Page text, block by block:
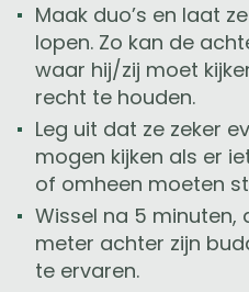
Maak duo’s en laat
lopen. Zo kan de
waar hij/zij moet
recht te houden.
Leg uit dat ze zeker
mogen kijken als er
of omheen moeten
Wissel na 5 minuten,
meter achter zijn
te ervaren.